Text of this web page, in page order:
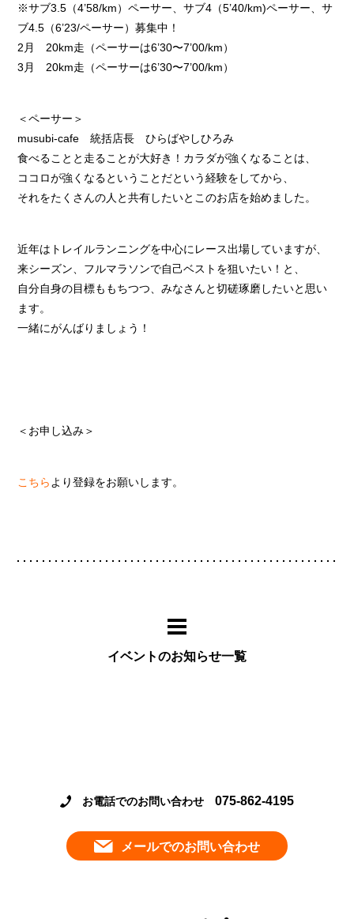
※サブ3.5（4’58/km）ペーサー、サブ4（5’40/km)ペーサー、サ
ブ4.5（6’23/ペーサー）募集中！
2月 20km走（ペーサーは6’30〜7’00/km）
3月 20km走（ペーサーは6’30〜7’00/km）
＜ペーサー＞
musubi-cafe 統括店長 ひらばやしひろみ
食べることと走ることが大好き！カラダが強くなることは、
ココロが強くなるということだという経験をしてから、
それをたくさんの人と共有したいとこのお店を始めました。
近年はトレイルランニングを中心にレース出場していますが、
来シーズン、フルマラソンで自己ベストを狙いたい！と、
自分自身の目標ももちつつ、みなさんと切磋琢磨したいと思い
ます。
一緒にがんばりましょう！
＜お申し込み＞
こちら より登録をお願いします。
イベントのお知らせ一覧
お電話でのお問い合わせ 075-862-4195
メールでのお問い合わせ